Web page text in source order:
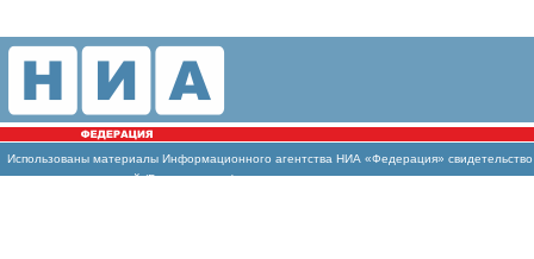
Использованы материалы Информационного агентства НИА «Федерация»
массовых коммуникаций (Роскомнадзор)